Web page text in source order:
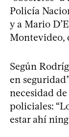
Policía
y a Mario
Montevideo,
Según
en
necesidad
policiales:
estar ahí